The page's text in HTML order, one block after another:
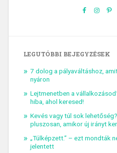
LEGUTÓBBI BEJEGYZÉSEK
7 dolog a pályaváltáshoz,
nyáron
Lejtmenetben a
hiba, ahol keresed!
Kevés vagy túl sok
pluszosan, amikor új irányt
„Túlképzett.” – ezt mondták
jelentett